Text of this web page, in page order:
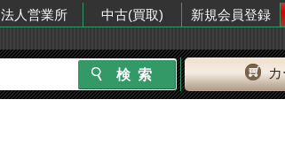
法人営業所 中古(買取) 新規会員登録
カ